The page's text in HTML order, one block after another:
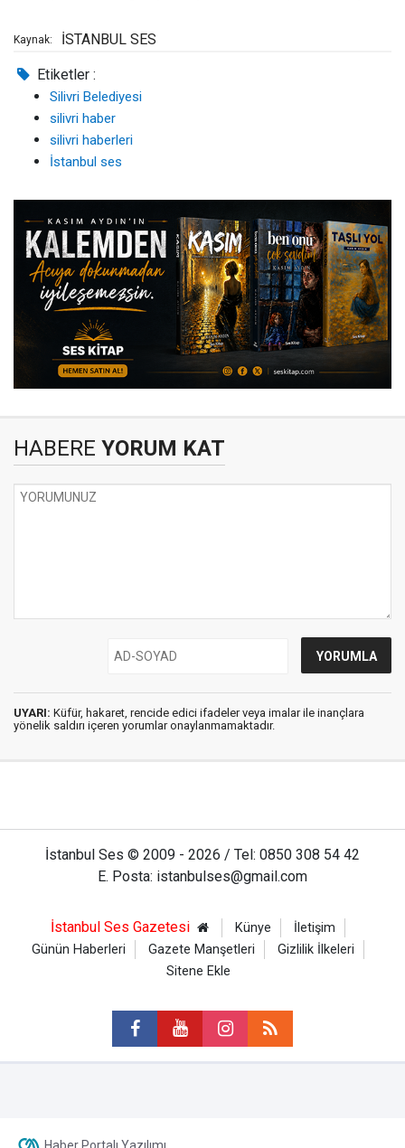
Kaynak: İSTANBUL SES
Etiketler :
Silivri Belediyesi
silivri haber
silivri haberleri
İstanbul ses
HABERE YORUM KAT
UYARI: Küfür, hakaret, rencide edici ifadeler veya imalar ile inançlara
yönelik saldırı içeren yorumlar onaylanmamaktadır.
İstanbul Ses © 2009 - 2026 / Tel: 0850 308 54 42
E. Posta: istanbulses@gmail.com
İstanbul Ses Gazetesi Künye
İletişim
Günün Haberleri
Gazete Manşetleri
Gizlilik İlkeleri
Sitene Ekle